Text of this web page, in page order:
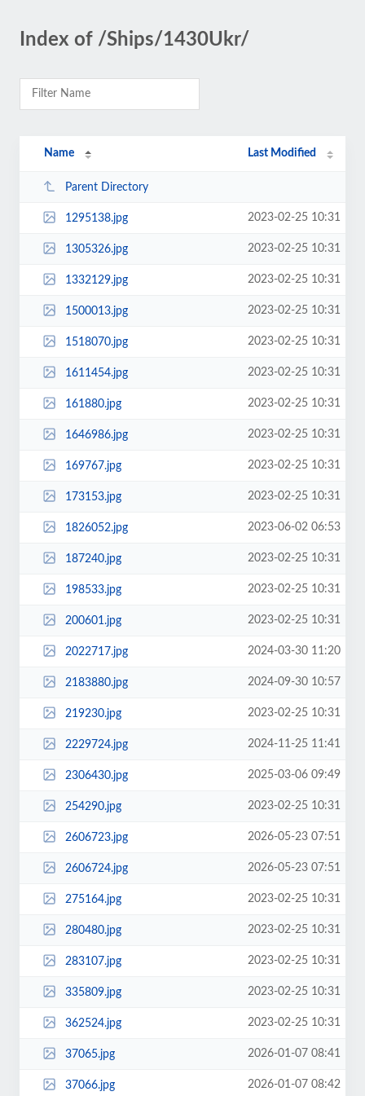
Index of /Ships/1430Ukr/
Name Last Modified
Parent Directory
1295138.jpg 2023-02-25 10:31
1305326.jpg 2023-02-25 10:31
1332129.jpg 2023-02-25 10:31
1500013.jpg 2023-02-25 10:31
1518070.jpg 2023-02-25 10:31
1611454.jpg 2023-02-25 10:31
161880.jpg 2023-02-25 10:31
1646986.jpg 2023-02-25 10:31
169767.jpg 2023-02-25 10:31
173153.jpg 2023-02-25 10:31
1826052.jpg 2023-06-02 06:53
187240.jpg 2023-02-25 10:31
198533.jpg 2023-02-25 10:31
200601.jpg 2023-02-25 10:31
2022717.jpg 2024-03-30 11:20
2183880.jpg 2024-09-30 10:57
219230.jpg 2023-02-25 10:31
2229724.jpg 2024-11-25 11:41
2306430.jpg 2025-03-06 09:49
254290.jpg 2023-02-25 10:31
2606723.jpg 2026-05-23 07:51
2606724.jpg 2026-05-23 07:51
275164.jpg 2023-02-25 10:31
280480.jpg 2023-02-25 10:31
283107.jpg 2023-02-25 10:31
335809.jpg 2023-02-25 10:31
362524.jpg 2023-02-25 10:31
37065.jpg 2026-01-07 08:41
37066.jpg 2026-01-07 08:42